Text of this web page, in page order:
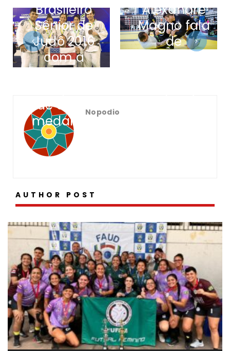
Brasileiro
Sênior de
Judô 2016
com a
inédita
de cinco
medalhas
Alexandre
Magno fala
de
seminários
Nopodio
AUTHOR POST